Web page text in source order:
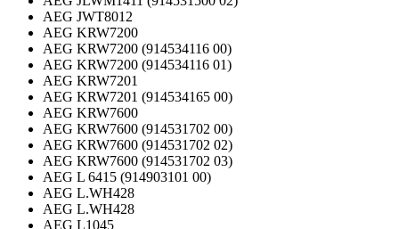
AEG JWT8012
AEG KRW7200
AEG KRW7200 (914534116 00)
AEG KRW7200 (914534116 01)
AEG KRW7201
AEG KRW7201 (914534165 00)
AEG KRW7600
AEG KRW7600 (914531702 00)
AEG KRW7600 (914531702 02)
AEG KRW7600 (914531702 03)
AEG L 6415 (914903101 00)
AEG L.WH428
AEG L.WH428
AEG L1045